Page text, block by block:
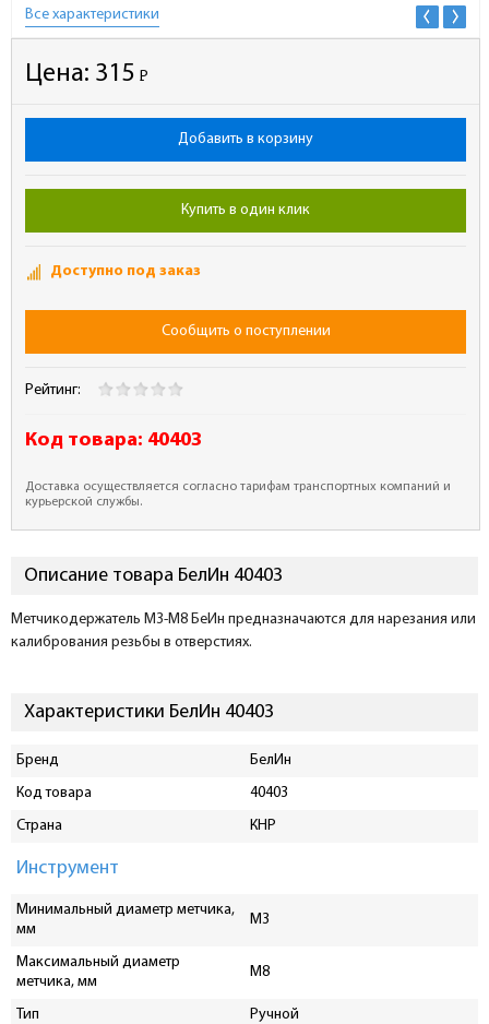
Все характеристики
Цена: 315 Р
-
Добавить в корзину
Купить в один клик
Доступно под заказ
Сообщить о поступлении
Рейтинг:
Код товара: 40403
Доставка осуществляется согласно тарифам транспортных компаний и
курьерской службы.
Описание товара БелИн 40403
Метчикодержатель М3-М8 БеИн предназначаются для нарезания или
калибрования резьбы в отверстиях.
Характеристики БелИн 40403
Бренд
БелИн
Код товара
40403
Страна
КНР
Инструмент
Минимальный диаметр метчика,
мм
М3
Максимальный диаметр
метчика, мм
M8
Тип
Ручной